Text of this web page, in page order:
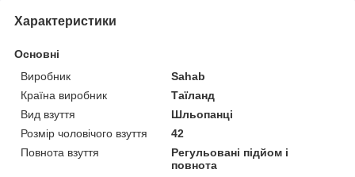
Характеристики
Основні
Виробник
Sahab
Країна виробник
Таїланд
Вид взуття
Шльопанці
Розмір чоловічого взуття
42
Повнота взуття
Регульовані підйом і
повнота